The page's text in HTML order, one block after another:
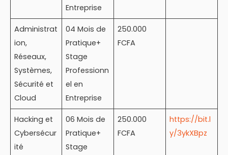
Entreprise
Administrat
ion,
Réseaux,
Systèmes,
Sécurité et
Cloud
04 Mois de
Pratique+
Stage
Professionn
el en
Entreprise
250.000
FCFA
Hacking et
Cybersécur
ité
06 Mois de
Pratique+
Stage
250.000
FCFA
https://bit.l
y/3ykXBpz